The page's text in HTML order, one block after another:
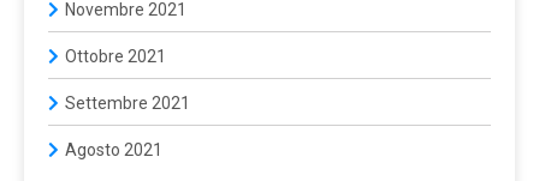
Novembre 2021
Ottobre 2021
Settembre 2021
Agosto 2021